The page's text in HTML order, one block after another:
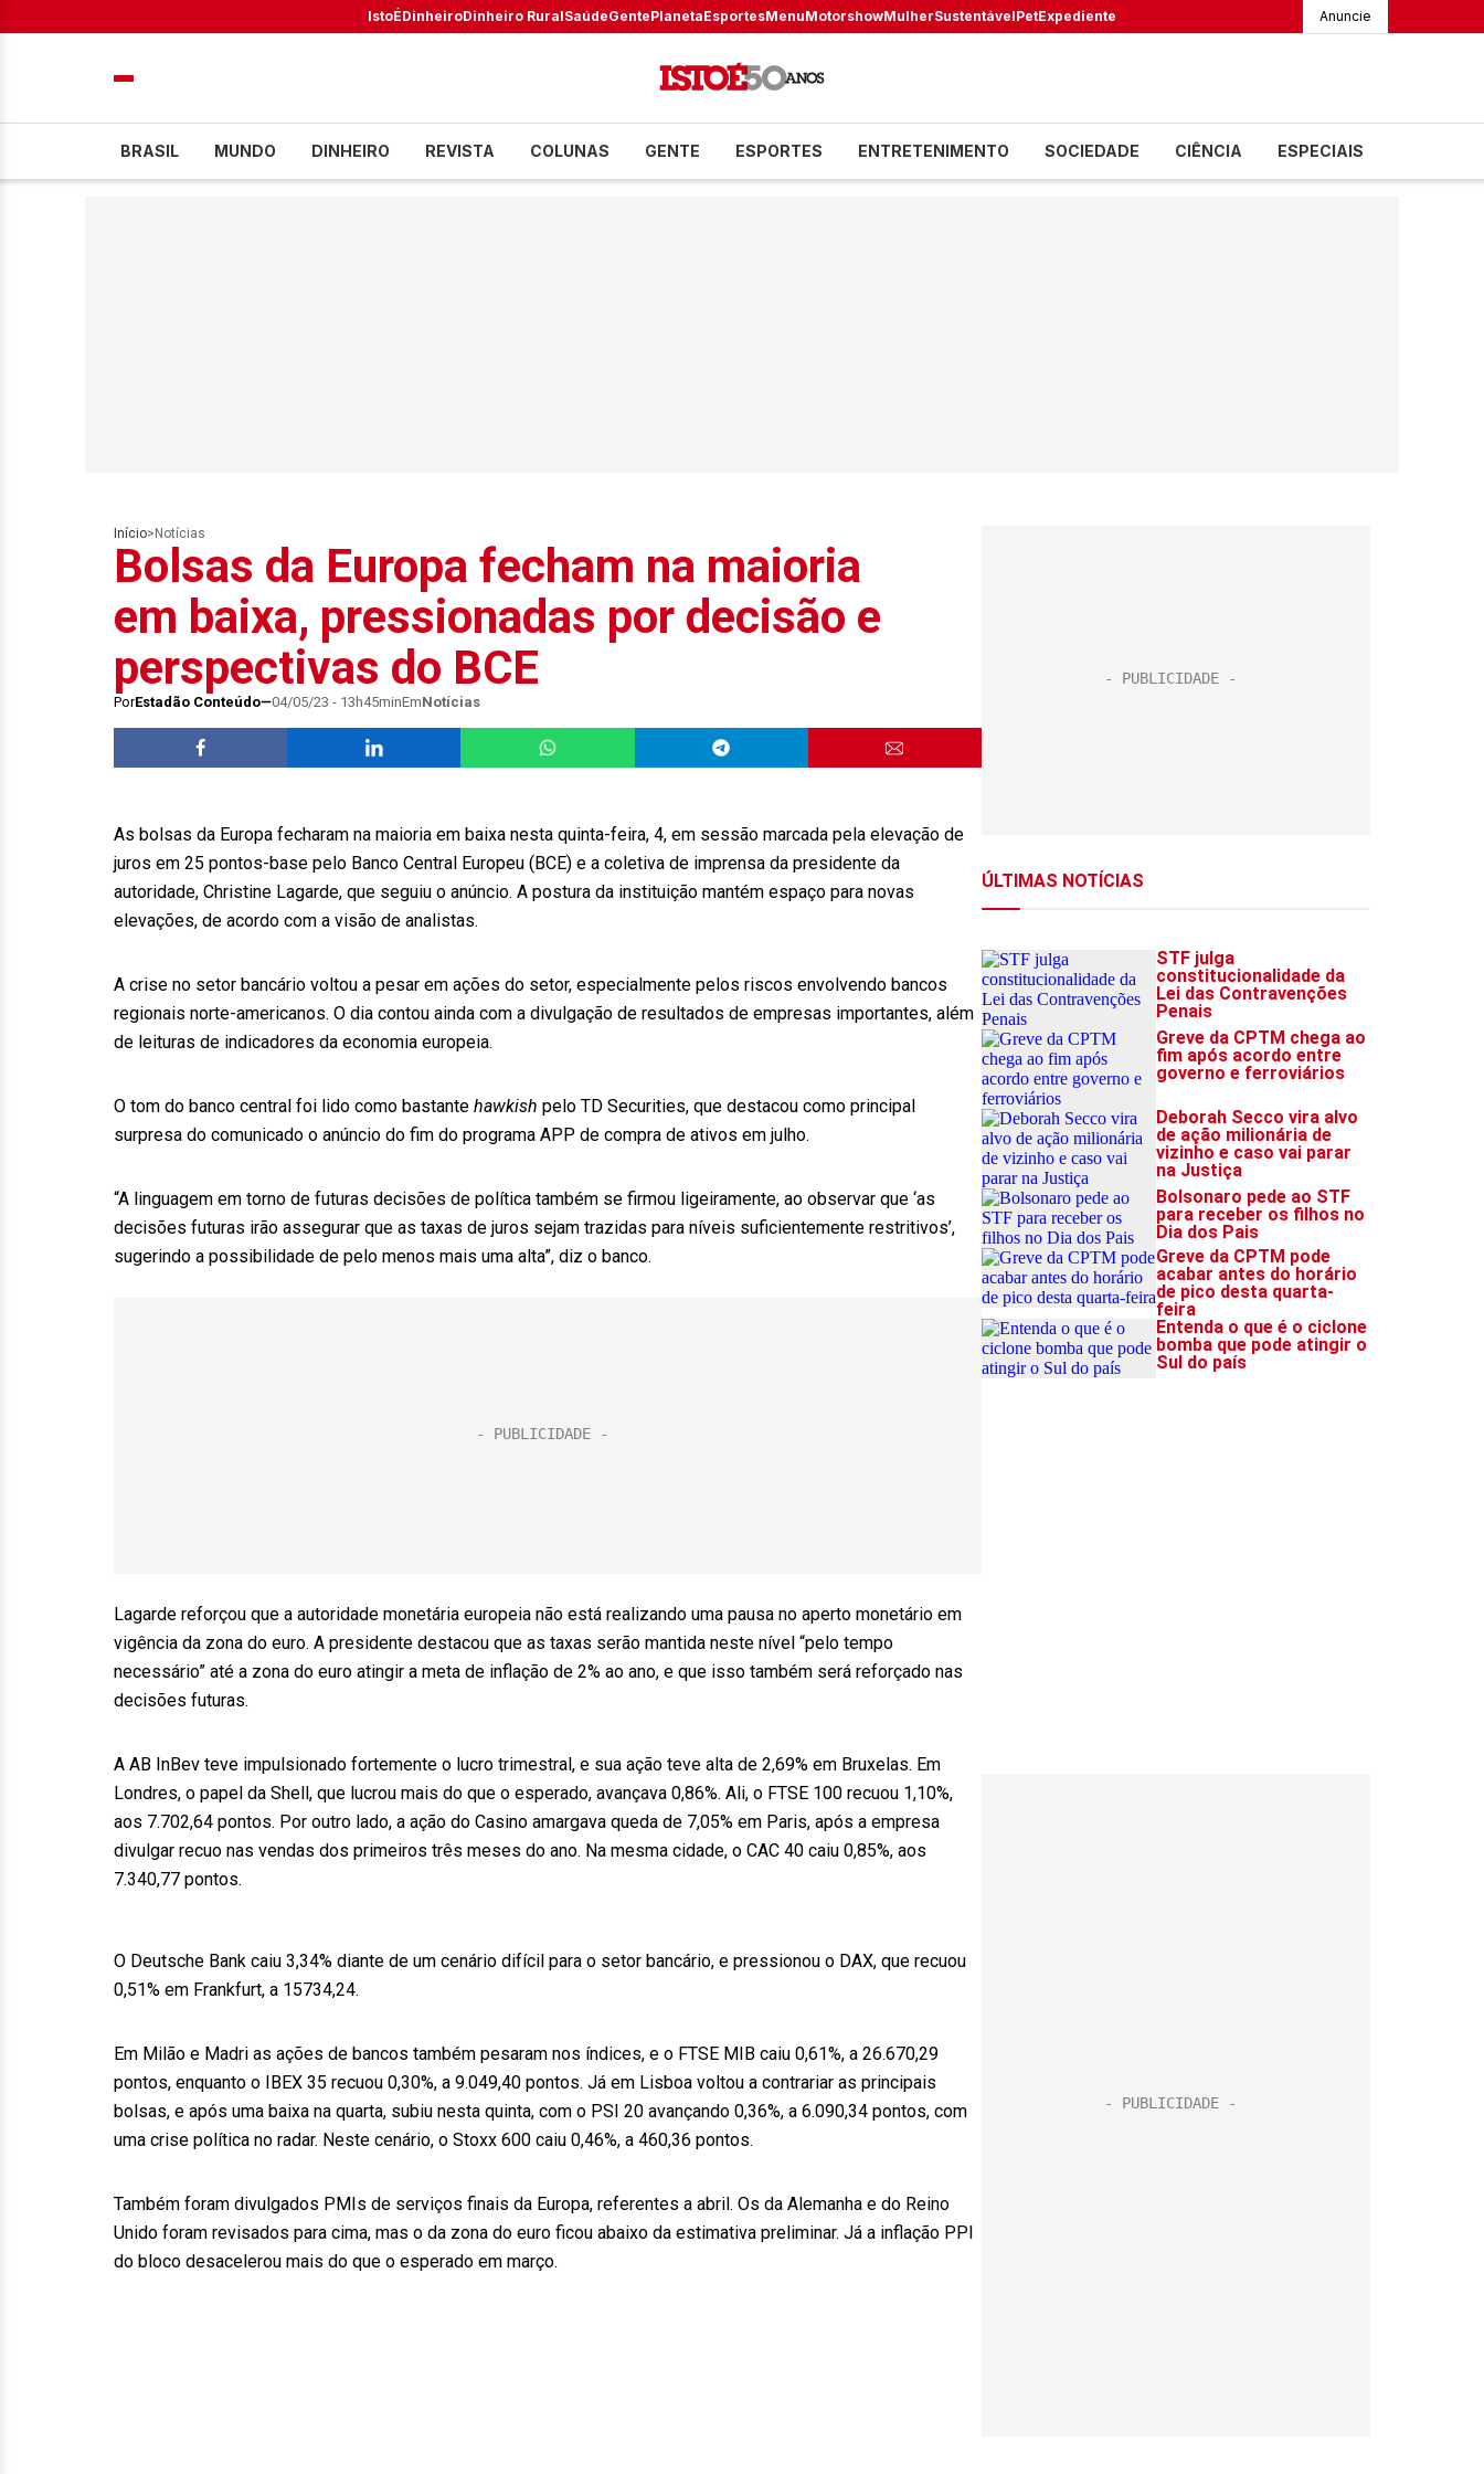
IstoÉDinheiroDinheiro RuralSaúdeGentePlanetaEsportesMenuMotorshowMulherSustentávelPetExpediente Anuncie
BRASIL MUNDO DINHEIRO REVISTA COLUNAS GENTE ESPORTES ENTRETENIMENTO SOCIEDADE CIÊNCIA ESPECIAIS
Início> Notícias
Bolsas da Europa fecham na maioria
em baixa, pressionadas por decisão e
perspectivas do BCE
PorEstadão Conteúdo 04/05/23 - 13h45minEmNotícias
As bolsas da Europa fecharam na maioria em baixa nesta quinta-feira, 4, em sessão marcada pela elevação de
juros em 25 pontos-base pelo Banco Central Europeu (BCE) e a coletiva de imprensa da presidente da
autoridade, Christine Lagarde, que seguiu o anúncio. A postura da instituição mantém espaço para novas
elevações, de acordo com a visão de analistas.
A crise no setor bancário voltou a pesar em ações do setor, especialmente pelos riscos envolvendo bancos
regionais norte-americanos. O dia contou ainda com a divulgação de resultados de empresas importantes, além
de leituras de indicadores da economia europeia.
O tom do banco central foi lido como bastante hawkish pelo TD Securities, que destacou como principal
surpresa do comunicado o anúncio do fim do programa APP de compra de ativos em julho.
“A linguagem em torno de futuras decisões de política também se firmou ligeiramente, ao observar que ‘as
decisões futuras irão assegurar que as taxas de juros sejam trazidas para níveis suficientemente restritivos’,
sugerindo a possibilidade de pelo menos mais uma alta”, diz o banco.
Lagarde reforçou que a autoridade monetária europeia não está realizando uma pausa no aperto monetário em
vigência da zona do euro. A presidente destacou que as taxas serão mantida neste nível “pelo tempo
necessário” até a zona do euro atingir a meta de inflação de 2% ao ano, e que isso também será reforçado nas
decisões futuras.
A AB InBev teve impulsionado fortemente o lucro trimestral, e sua ação teve alta de 2,69% em Bruxelas. Em
Londres, o papel da Shell, que lucrou mais do que o esperado, avançava 0,86%. Ali, o FTSE 100 recuou 1,10%,
aos 7.702,64 pontos. Por outro lado, a ação do Casino amargava queda de 7,05% em Paris, após a empresa
divulgar recuo nas vendas dos primeiros três meses do ano. Na mesma cidade, o CAC 40 caiu 0,85%, aos
7.340,77 pontos.
O Deutsche Bank caiu 3,34% diante de um cenário difícil para o setor bancário, e pressionou o DAX, que recuou
0,51% em Frankfurt, a 15734,24.
Em Milão e Madri as ações de bancos também pesaram nos índices, e o FTSE MIB caiu 0,61%, a 26.670,29
pontos, enquanto o IBEX 35 recuou 0,30%, a 9.049,40 pontos. Já em Lisboa voltou a contrariar as principais
bolsas, e após uma baixa na quarta, subiu nesta quinta, com o PSI 20 avançando 0,36%, a 6.090,34 pontos, com
uma crise política no radar. Neste cenário, o Stoxx 600 caiu 0,46%, a 460,36 pontos.
Também foram divulgados PMIs de serviços finais da Europa, referentes a abril. Os da Alemanha e do Reino
Unido foram revisados para cima, mas o da zona do euro ficou abaixo da estimativa preliminar. Já a inflação PPI
do bloco desacelerou mais do que o esperado em março.